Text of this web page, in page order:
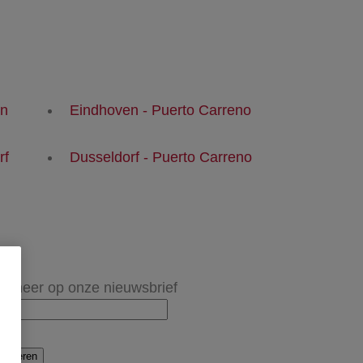
Eindhoven - Puerto Carreno
Dusseldorf - Puerto Carreno
op onze nieuwsbrief